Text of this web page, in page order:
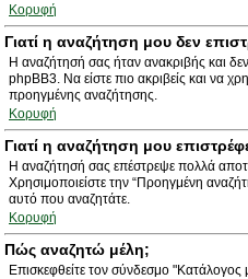
Κορυφή
Γιατί η αναζήτηση μου δεν
Η αναζήτησή σας ήταν ανακριβής και
phpBB3. Να είστε πιο ακριβείς και να
προηγμένης αναζήτησης.
Κορυφή
Γιατί η αναζήτηση μου
Η αναζήτησή σας επέστρεψε πολλά
Χρησιμοποιείστε την “Προηγμένη
αυτό που αναζητάτε.
Κορυφή
Πώς αναζητώ μέλη;
Επισκεφθείτε τον σύνδεσμο "Κατάλογος